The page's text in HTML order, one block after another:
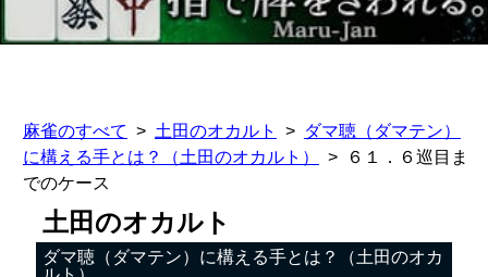
麻雀のすべて 土田のオカルト
ダマ聴（ダマテン）
に構える手とは？（土田のオカルト）
６１．６巡目ま
でのケース
土田のオカルト
ダマ聴（ダマテン）に構える手とは？（土田のオカ